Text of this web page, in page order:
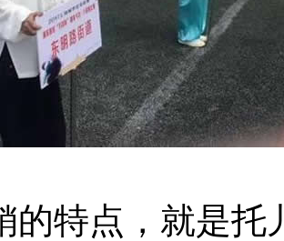
点，就是托